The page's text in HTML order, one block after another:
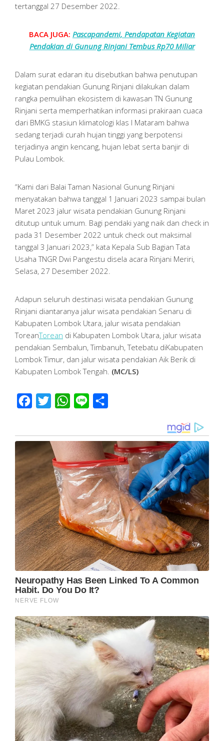
tertanggal 27 Desember 2022.
BACA JUGA: Pascapandemi, Pendapatan Kegiatan
Pendakian di Gunung Rinjani Tembus Rp70 Miliar
Dalam surat edaran itu disebutkan bahwa penutupan
kegiatan pendakian Gunung Rinjani dilakukan dalam
rangka pemulihan ekosistem di kawasan TN Gunung
Rinjani serta memperhatikan informasi prakiraan cuaca
dari BMKG stasiun klimatologi klas I Mataram bahwa
sedang terjadi curah hujan tinggi yang berpotensi
terjadinya angin kencang, hujan lebat serta banjir di
Pulau Lombok.
“Kami dari Balai Taman Nasional Gunung Rinjani
menyatakan bahwa tanggal 1 Januari 2023 sampai bulan
Maret 2023 jalur wisata pendakian Gunung Rinjani
ditutup untuk umum. Bagi pendaki yang naik dan check in
pada 31 Desember 2022 untuk check out maksimal
tanggal 3 Januari 2023,” kata Kepala Sub Bagian Tata
Usaha TNGR Dwi Pangestu disela acara Rinjani Meriri,
Selasa, 27 Desember 2022.
Adapun seluruh destinasi wisata pendakian Gunung
Rinjani diantaranya jalur wisata pendakian Senaru di
Kabupaten Lombok Utara, jalur wisata pendakian
ToreanTorean di Kabupaten Lombok Utara, jalur wisata
pendakian Sembalun, Timbanuh, Tetebatu diKabupaten
Lombok Timur, dan jalur wisata pendakian Aik Berik di
Kabupaten Lombok Tengah. (MC/LS)
Facebook
Twitter WhatsApp
Line